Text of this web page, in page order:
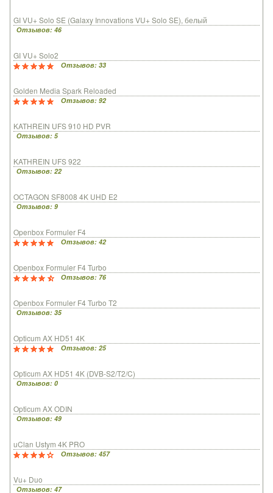
GI VU+ Solo SE (Galaxy Innovations VU+ Solo SE), белый
Отзывов: 46
GI VU+ Solo2
Отзывов: 33
Golden Media Spark Reloaded
Отзывов: 92
KATHREIN UFS 910 HD PVR
Отзывов: 5
KATHREIN UFS 922
Отзывов: 22
OCTAGON SF8008 4K UHD E2
Отзывов: 9
Openbox Formuler F4
Отзывов: 42
Openbox Formuler F4 Turbo
Отзывов: 76
Openbox Formuler F4 Turbo T2
Отзывов: 35
Opticum AX HD51 4K
Отзывов: 25
Opticum AX HD51 4K (DVB-S2/T2/C)
Отзывов: 0
Opticum AX ODIN
Отзывов: 49
uClan Ustym 4K PRO
Отзывов: 457
Vu+ Duo
Отзывов: 47